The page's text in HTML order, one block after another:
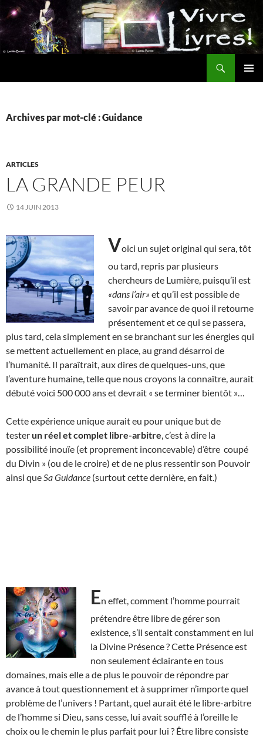
Aller
au
contenu
Archives par mot-clé : Guidance
ARTICLES
LA GRANDE PEUR
14 JUIN 2013
Voici un sujet original qui sera, tôt
ou tard, repris par plusieurs
chercheurs de Lumière, puisqu’il est
«dans l’air» et qu’il est possible de
savoir par avance de quoi il retourne
présentement et ce qui se passera,
plus tard, cela simplement en se branchant sur les énergies qui
se mettent actuellement en place, au grand désarroi de
l’humanité. Il paraîtrait, aux dires de quelques-uns, que
l’aventure humaine, telle que nous croyons la connaître, aurait
débuté voici 500 000 ans et devrait « se terminer bientôt »…
Cette expérience unique aurait eu pour unique but de
testerun réel et complet libre-arbitre , c’est à dire la
possibilité inouïe (et proprement inconcevable) d’être coupé
du Divin » (ou de le croire) et de ne plus ressentir son Pouvoir
ainsi que Sa Guidance (surtout cette dernière, en fait.)
En effet, comment l’homme pourrait
prétendre être libre de gérer son
existence, s’il sentait constamment en lui
la Divine Présence ? Cette Présence est
non seulement éclairante en tous
domaines, mais elle a de plus le pouvoir de répondre par
avance à tout questionnement et à supprimer n’importe quel
problème de l’univers ! Partant, quel aurait été le libre-arbitre
de l’homme si Dieu, sans cesse, lui avait soufflé à l’oreille le
choix ou le chemin le plus parfait pour lui ? Être libre consiste